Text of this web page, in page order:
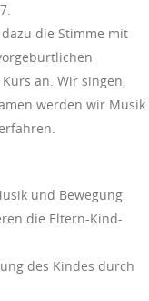
die Stimme mit
an. Wir singen,
werden wir Musik
und Bewegung
die Eltern-Kind-
des Kindes durch